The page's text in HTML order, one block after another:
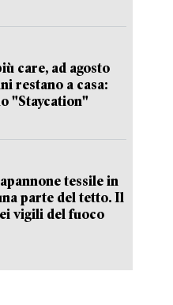
care, ad agosto
restano a casa:
"Staycation"
tessile in
parte del tetto. Il
vigili del fuoco